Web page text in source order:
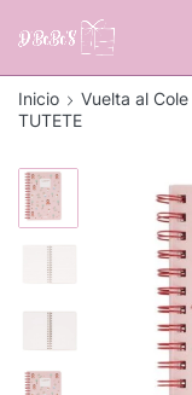
Inicio Vuelta al Cole
TUTETE